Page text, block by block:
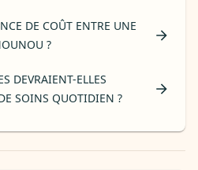
DE COÛT ENTRE UNE
?
DEVRAIENT-ELLES
SOINS QUOTIDIEN ?